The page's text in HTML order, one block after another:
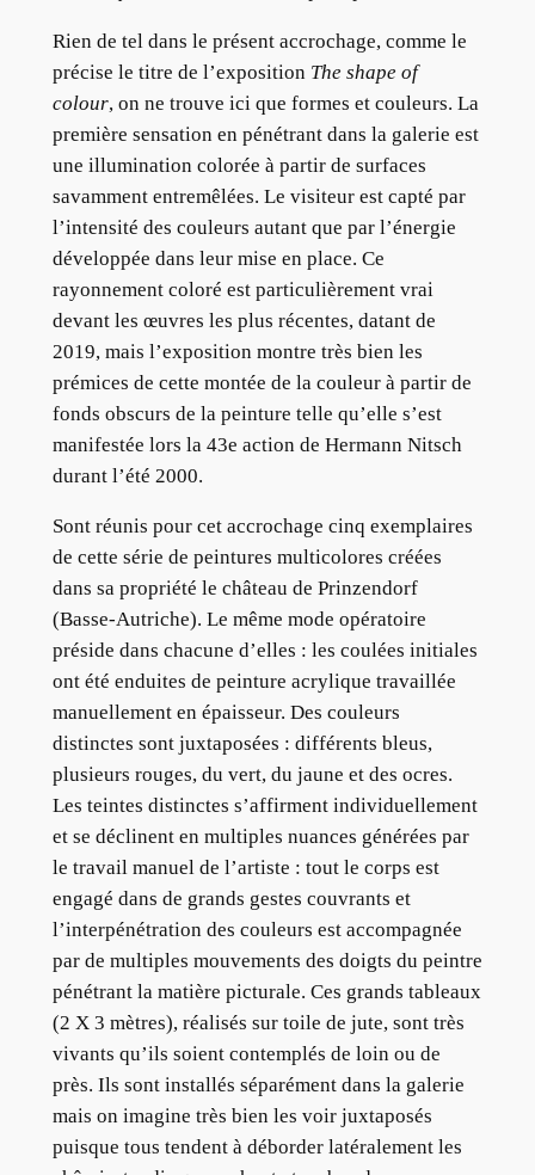
Rien de tel dans le présent accrochage, comme le
précise le titre de l’exposition The shape of
colour, on ne trouve ici que formes et couleurs. La
première sensation en pénétrant dans la galerie est
une illumination colorée à partir de surfaces
savamment entremêlées. Le visiteur est capté par
l’intensité des couleurs autant que par l’énergie
développée dans leur mise en place. Ce
rayonnement coloré est particulièrement vrai
devant les œuvres les plus récentes, datant de
2019, mais l’exposition montre très bien les
prémices de cette montée de la couleur à partir de
fonds obscurs de la peinture telle qu’elle s’est
manifestée lors la 43e action de Hermann Nitsch
durant l’été 2000.
Sont réunis pour cet accrochage cinq exemplaires
de cette série de peintures multicolores créées
dans sa propriété le château de Prinzendorf
(Basse-Autriche). Le même mode opératoire
préside dans chacune d’elles : les coulées initiales
ont été enduites de peinture acrylique travaillée
manuellement en épaisseur. Des couleurs
distinctes sont juxtaposées : différents bleus,
plusieurs rouges, du vert, du jaune et des ocres.
Les teintes distinctes s’affirment individuellement
et se déclinent en multiples nuances générées par
le travail manuel de l’artiste : tout le corps est
engagé dans de grands gestes couvrants et
l’interpénétration des couleurs est accompagnée
par de multiples mouvements des doigts du peintre
pénétrant la matière picturale. Ces grands tableaux
(2 X 3 mètres), réalisés sur toile de jute, sont très
vivants qu’ils soient contemplés de loin ou de
près. Ils sont installés séparément dans la galerie
mais on imagine très bien les voir juxtaposés
puisque tous tendent à déborder latéralement les